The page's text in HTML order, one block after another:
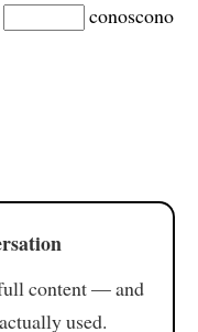
conoscono
content — and
used.